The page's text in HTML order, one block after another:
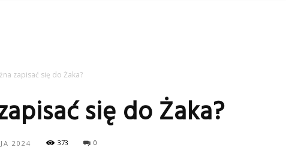
zapisać się do Żaka?
się do Żaka?
2024 373 0